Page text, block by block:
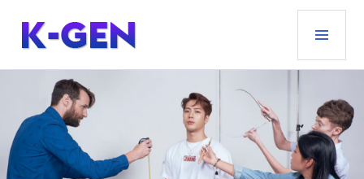
contenu
principal
K-GEN